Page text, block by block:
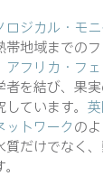
ロジカル・モ
帯地域までの
アフリカ・フ
者を結び、果
ています。
ットワークの
質だけでなく